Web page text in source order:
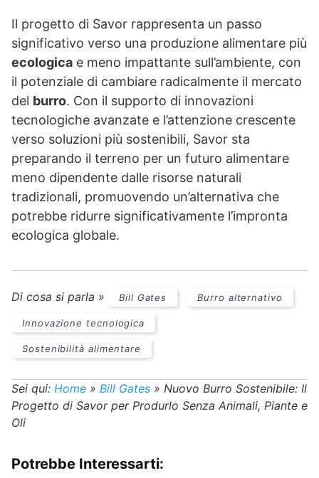
Il progetto di Savor rappresenta un passo
significativo verso una produzione alimentare più
ecologica e meno impattante sull’ambiente, con
il potenziale di cambiare radicalmente il mercato
del burro. Con il supporto di innovazioni
tecnologiche avanzate e l’attenzione crescente
verso soluzioni più sostenibili, Savor sta
preparando il terreno per un futuro alimentare
meno dipendente dalle risorse naturali
tradizionali, promuovendo un’alternativa che
potrebbe ridurre significativamente l’impronta
ecologica globale.
Di cosa si parla » Bill Gates Burro alternativo
Innovazione tecnologica
Sostenibilità alimentare
Sei qui: Home » Bill Gates » Nuovo Burro Sostenibile: Il
Progetto di Savor per Produrlo Senza Animali, Piante e
Oli
Potrebbe Interessarti: